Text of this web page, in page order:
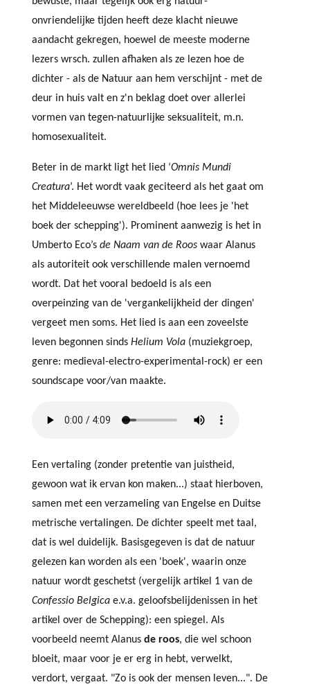
onvriendelijke tijden heeft deze klacht nieuwe
aandacht gekregen, hoewel de meeste moderne
lezers wrsch. zullen afhaken als ze lezen hoe de
dichter - als de Natuur aan hem verschijnt - met de
deur in huis valt en z'n beklag doet over allerlei
vormen van tegen-natuurlijke seksualiteit, m.n.
homosexualiteit.
Beter in de markt ligt het lied ‘Omnis Mundi
Creatura’. Het wordt vaak geciteerd als het gaat om
het Middeleeuwse wereldbeeld (hoe lees je 'het
boek der schepping'). Prominent aanwezig is het in
Umberto Eco’s de Naam van de Rooswaar Alanus
als autoriteit ook verschillende malen vernoemd
wordt. Dat het vooral bedoeld is als een
overpeinzing van de 'vergankelijkheid der dingen'
vergeet men soms. Het lied is aan een zoveelste
leven begonnen sinds Helium Vola (muziekgroep,
genre: medieval-electro-experimental-rock) er een
soundscape voor/van maakte.
Een vertaling (zonder pretentie van juistheid,
gewoon wat ik ervan kon maken...) staat hierboven,
samen met een verzameling van Engelse en Duitse
metrische vertalingen. De dichter speelt met taal,
dat is wel duidelijk. Basisgegeven is dat de natuur
gelezen kan worden als een 'boek', waarin onze
natuur wordt geschetst (vergelijk artikel 1 van de
Confessio Belgicae.v.a. geloofsbelijdenissen in het
artikel over de Schepping): een spiegel. Als
voorbeeld neemt Alanus de roos, die wel schoon
bloeit, maar voor je er erg in hebt, verwelkt,
verdort, vergaat. "Zo is ook der mensen leven...". De